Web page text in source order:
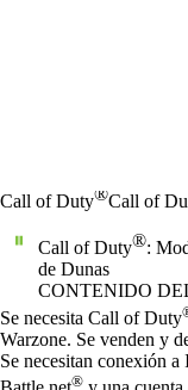
Call of Duty®Call of
Call of Duty®:
de Dunas
CONTENIDO
Precio
Available actions
Se necesita Call of Duty
Warzone. Se venden y
Se necesitan conexión
®